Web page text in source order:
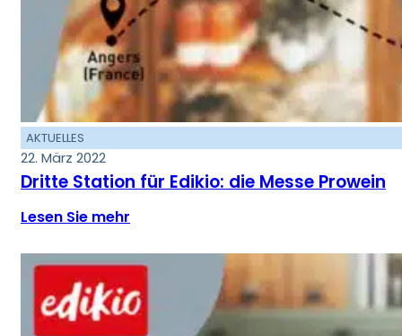
AKTUELLES
22. März 2022
Dritte Station für Edikio: die Messe Prowein
Lesen Sie mehr